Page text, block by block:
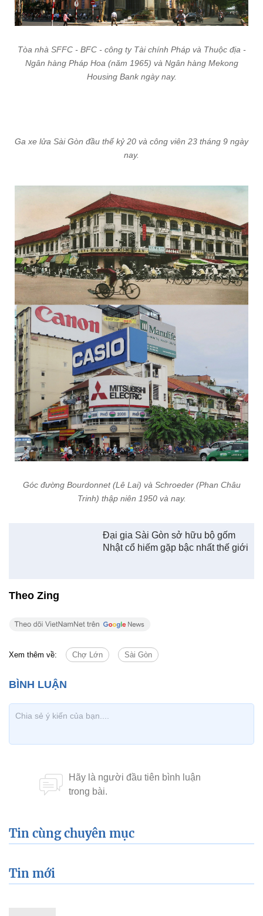
Tòa nhà SFFC - BFC - công ty Tài chính Pháp và Thuộc địa -
Ngân hàng Pháp Hoa (năm 1965) và Ngân hàng Mekong
Housing Bank ngày nay.
Ga xe lửa Sài Gòn đầu thế kỷ 20 và công viên 23 tháng 9 ngày
nay.
Góc đường Bourdonnet (Lê Lai) và Schroeder (Phan Châu
Trinh) thập niên 1950 và nay.
Nhật cổ hiếm gặp bậc nhất thế giới
Theo Zing